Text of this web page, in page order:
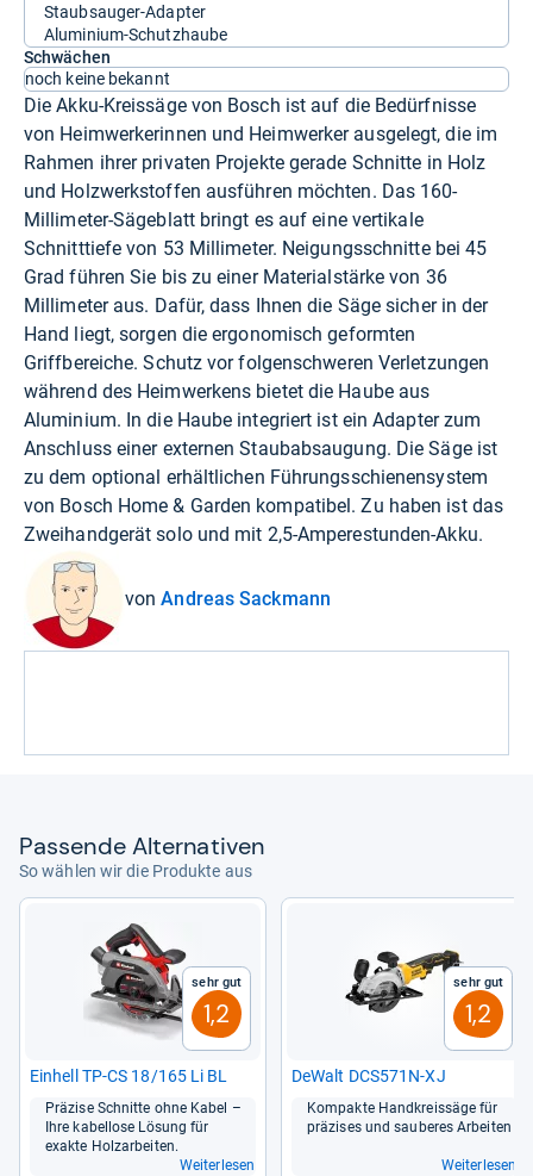
Staubsauger-Adapter
Aluminium-Schutzhaube
Schwächen
noch keine bekannt
Die Akku-Kreissäge von Bosch ist auf die Bedürfnisse
von Heimwerkerinnen und Heimwerker ausgelegt, die im
Rahmen ihrer privaten Projekte gerade Schnitte in Holz
und Holzwerkstoffen ausführen möchten. Das 160-
Millimeter-Sägeblatt bringt es auf eine vertikale
Schnitttiefe von 53 Millimeter. Neigungsschnitte bei 45
Grad führen Sie bis zu einer Materialstärke von 36
Millimeter aus. Dafür, dass Ihnen die Säge sicher in der
Hand liegt, sorgen die ergonomisch geformten
Griffbereiche. Schutz vor folgenschweren Verletzungen
während des Heimwerkens bietet die Haube aus
Aluminium. In die Haube integriert ist ein Adapter zum
Anschluss einer externen Staubabsaugung. Die Säge ist
zu dem optional erhältlichen Führungsschienensystem
von Bosch Home & Garden kompatibel. Zu haben ist das
Zweihandgerät solo und mit 2,5-Amperestunden-Akku.
vonAndreas Sackmann
Pas­sende Alter­na­ti­ven
So wählen wir die Produkte aus
Sehr gut
1,2
Ein­hell TP-​CS 18/165 Li BL
Prä­zise Schnitte ohne Kabel –
Ihre kabel­lose Lösung für
exakte Holz­ar­bei­ten.
Weiterlesen
Sehr gut
1,2
DeWalt DCS571N-​XJ
Kom­pakte Hand­kreis­säge für
prä­zi­ses und sau­be­res Arbei­ten
Weiterlesen